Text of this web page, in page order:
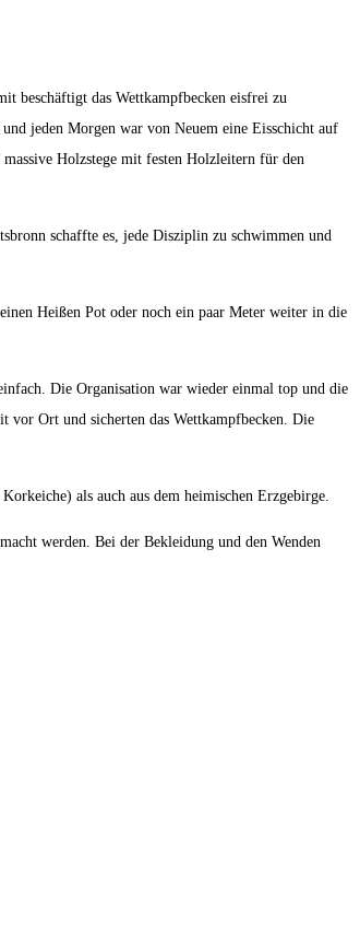
beschäftigt das Wettkampfbecken eisfrei zu
jeden Morgen war von Neuem eine Eisschicht auf
Holzstege mit festen Holzleitern für den
schaffte es, jede Disziplin zu schwimmen und
Heißen Pot oder noch ein paar Meter weiter in die
Die Organisation war wieder einmal top und die
vor Ort und sicherten das Wettkampfbecken. Die
als auch aus dem heimischen Erzgebirge.
werden. Bei der Bekleidung und den Wenden